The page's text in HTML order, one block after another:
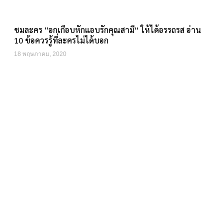
ชมละคร “อกเกือบหักแอบรักคุณสามี” ให้ได้อรรถรส อ่าน
10 ข้อควรรู้ที่ละครไม่ได้บอก
18 พฤษภาคม, 2020